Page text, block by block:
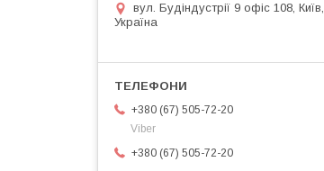
вул. Будіндустрії 9 офіс 108, Київ,
Україна
+380 (67) 505-72-20
Viber
+380 (67) 505-72-20